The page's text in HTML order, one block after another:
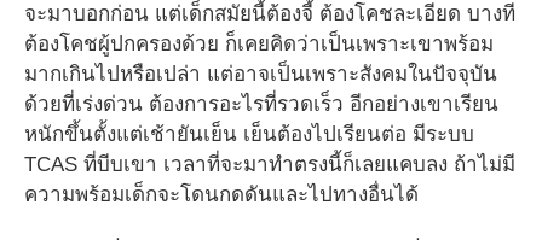
จะมาบอกก่อน แต่เด็กสมัยนี้ต้องจี้ ต้องโคชละเอียด บางที
ต้องโคชผู้ปกครองด้วย ก็เคยคิดว่าเป็นเพราะเขาพร้อม
มากเกินไปหรือเปล่า แต่อาจเป็นเพราะสังคมในปัจจุบัน
ด้วยที่เร่งด่วน ต้องการอะไรที่รวดเร็ว อีกอย่างเขาเรียน
หนักขึ้นตั้งแต่เช้ายันเย็น เย็นต้องไปเรียนต่อ มีระบบ
TCAS ที่บีบเขา เวลาที่จะมาทำตรงนี้ก็เลยแคบลง ถ้าไม่มี
ความพร้อมเด็กจะโดนกดดันและไปทางอื่นได้